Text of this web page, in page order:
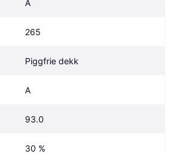
A
265
Piggfrie dekk
A
93.0
30 %